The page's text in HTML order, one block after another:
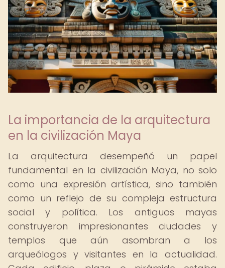
La importancia de la arquitectura
en la civilización Maya
La arquitectura desempeñó un papel
fundamental en la civilización Maya, no solo
como una expresión artística, sino también
como un reflejo de su compleja estructura
social y política. Los antiguos mayas
construyeron impresionantes ciudades y
templos que aún asombran a los
arqueólogos y visitantes en la actualidad.